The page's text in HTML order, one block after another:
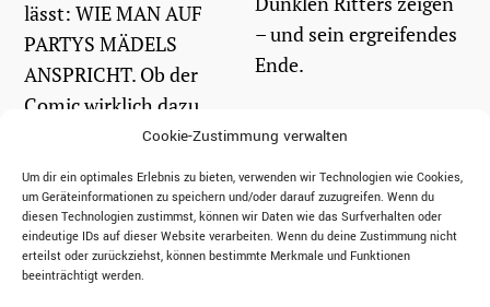
Cookie-Zustimmung verwalten
Um dir ein optimales Erlebnis zu bieten, verwenden wir Technologien wie Cookies,
um Geräteinformationen zu speichern und/oder darauf zuzugreifen. Wenn du
diesen Technologien zustimmst, können wir Daten wie das Surfverhalten oder
eindeutige IDs auf dieser Website verarbeiten. Wenn du deine Zustimmung nicht
erteilst oder zurückziehst, können bestimmte Merkmale und Funktionen
beeinträchtigt werden.
lässt: WIE MAN AUF
PARTYS MÄDELS
ANSPRICHT. Ob der
Comic wirklich dazu
taugt, introvertierte...
weiterlesen
– und sein ergreifendes
Ende.
weiterlesen